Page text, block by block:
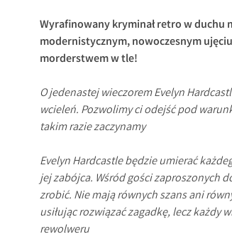
Wyrafinowany kryminał retro w duchu
modernistycznym, nowoczesnym
morderstwem w tle!
O jedenastej wieczorem Evelyn
wcieleń. Pozwolimy ci odejść pod
takim razie zaczynamy
Evelyn Hardcastle będzie umierać
jej zabójca. Wśród gości zaproszonych
zrobić. Nie mają równych szans ani
usiłując rozwiązać zagadkę, lecz każdy
rewolweru